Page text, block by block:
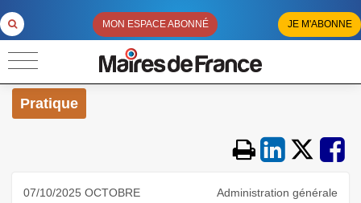
MON ESPACE ABONNÉ JE M'ABONNE
Pratique
07/10/2025 OCTOBRE
Administration générale